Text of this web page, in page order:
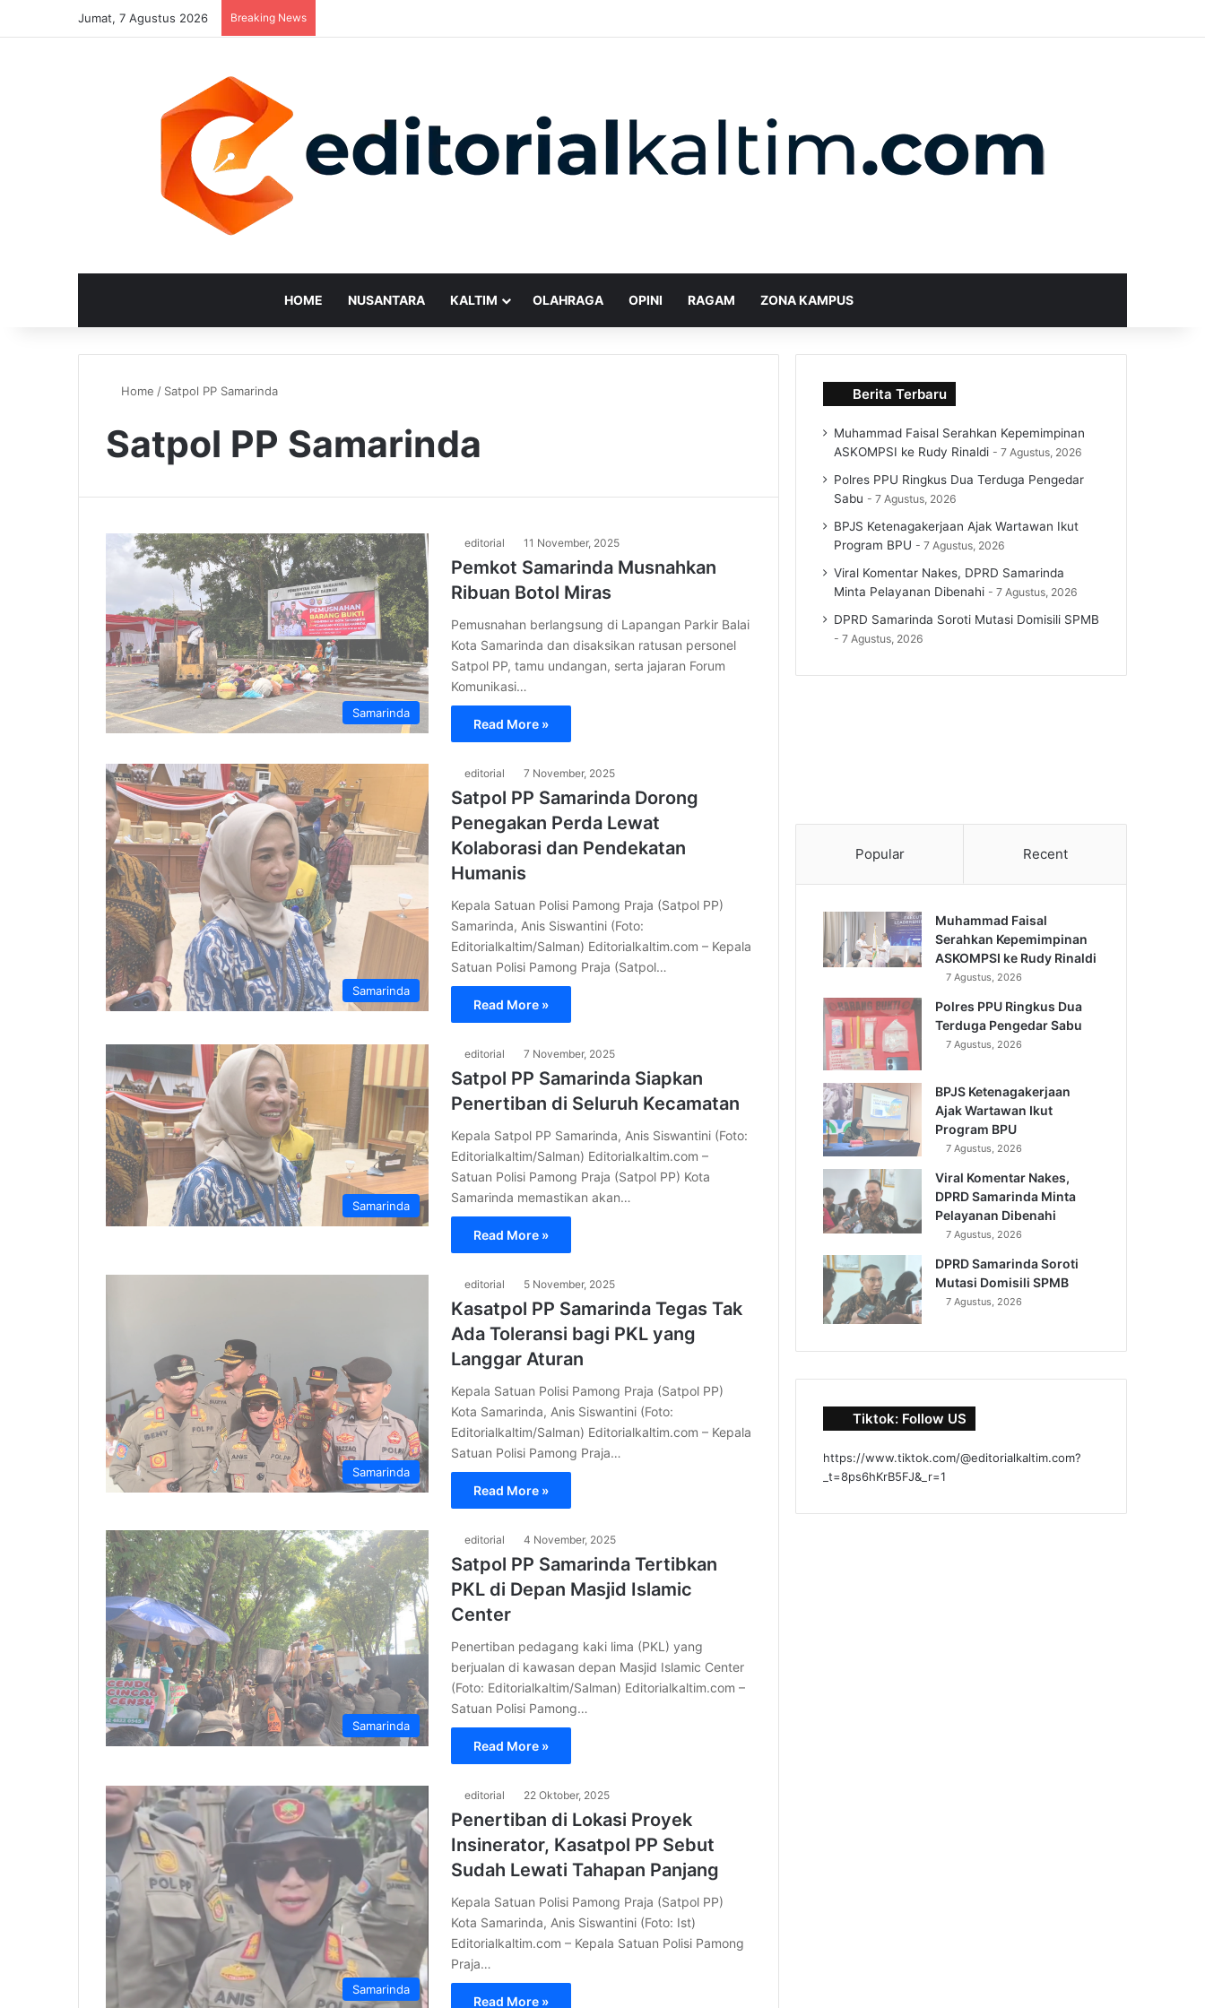
Jumat, 7 Agustus 2026 Breaking News
HOME NUSANTARA KALTIM OLAHRAGA OPINI RAGAM ZONA KAMPUS
Home / Satpol PP Samarinda
Satpol PP Samarinda
Samarinda
editorial 11 November, 2025
Pemkot Samarinda Musnahkan
Ribuan Botol Miras
Pemusnahan berlangsung di Lapangan Parkir Balai
Kota Samarinda dan disaksikan ratusan personel
Satpol PP, tamu undangan, serta jajaran Forum
Komunikasi…
Read More »
Samarinda
editorial 7 November, 2025
Satpol PP Samarinda Dorong
Penegakan Perda Lewat
Kolaborasi dan Pendekatan
Humanis
Kepala Satuan Polisi Pamong Praja (Satpol PP)
Samarinda, Anis Siswantini (Foto:
Editorialkaltim/Salman) Editorialkaltim.com – Kepala
Satuan Polisi Pamong Praja (Satpol…
Read More »
Samarinda
editorial 7 November, 2025
Satpol PP Samarinda Siapkan
Penertiban di Seluruh Kecamatan
Kepala Satpol PP Samarinda, Anis Siswantini (Foto:
Editorialkaltim/Salman) Editorialkaltim.com –
Satuan Polisi Pamong Praja (Satpol PP) Kota
Samarinda memastikan akan…
Read More »
Samarinda
editorial 5 November, 2025
Kasatpol PP Samarinda Tegas Tak
Ada Toleransi bagi PKL yang
Langgar Aturan
Kepala Satuan Polisi Pamong Praja (Satpol PP)
Kota Samarinda, Anis Siswantini (Foto:
Editorialkaltim/Salman) Editorialkaltim.com – Kepala
Satuan Polisi Pamong Praja…
Read More »
Samarinda
editorial 4 November, 2025
Satpol PP Samarinda Tertibkan
PKL di Depan Masjid Islamic
Center
Penertiban pedagang kaki lima (PKL) yang
berjualan di kawasan depan Masjid Islamic Center
(Foto: Editorialkaltim/Salman) Editorialkaltim.com –
Satuan Polisi Pamong…
Read More »
Samarinda
editorial 22 Oktober, 2025
Penertiban di Lokasi Proyek
Insinerator, Kasatpol PP Sebut
Sudah Lewati Tahapan Panjang
Kepala Satuan Polisi Pamong Praja (Satpol PP)
Kota Samarinda, Anis Siswantini (Foto: Ist)
Editorialkaltim.com – Kepala Satuan Polisi Pamong
Praja…
Read More »
Berita Terbaru
Muhammad Faisal Serahkan Kepemimpinan
ASKOMPSI ke Rudy Rinaldi
7 Agustus, 2026
Polres PPU Ringkus Dua Terduga Pengedar
Sabu
7 Agustus, 2026
BPJS Ketenagakerjaan Ajak Wartawan Ikut
Program BPU
7 Agustus, 2026
Viral Komentar Nakes, DPRD Samarinda
Minta Pelayanan Dibenahi
7 Agustus, 2026
DPRD Samarinda Soroti Mutasi Domisili SPMB
7 Agustus, 2026
Popular Recent
Muhammad Faisal
Serahkan Kepemimpinan
ASKOMPSI ke Rudy Rinaldi
7 Agustus, 2026
Polres PPU Ringkus Dua
Terduga Pengedar Sabu
7 Agustus, 2026
BPJS Ketenagakerjaan
Ajak Wartawan Ikut
Program BPU
7 Agustus, 2026
Viral Komentar Nakes,
DPRD Samarinda Minta
Pelayanan Dibenahi
7 Agustus, 2026
DPRD Samarinda Soroti
Mutasi Domisili SPMB
7 Agustus, 2026
Tiktok: Follow US
https://www.tiktok.com/@editorialkaltim.com?
_t=8ps6hKrB5FJ&_r=1